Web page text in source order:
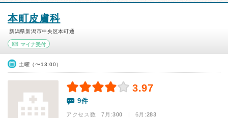
本町皮膚科
新潟県新潟市中央区本町通
マイナ受付
土曜（〜13:00）
3.97
9件
アクセス数 7月:300 | 6月:283